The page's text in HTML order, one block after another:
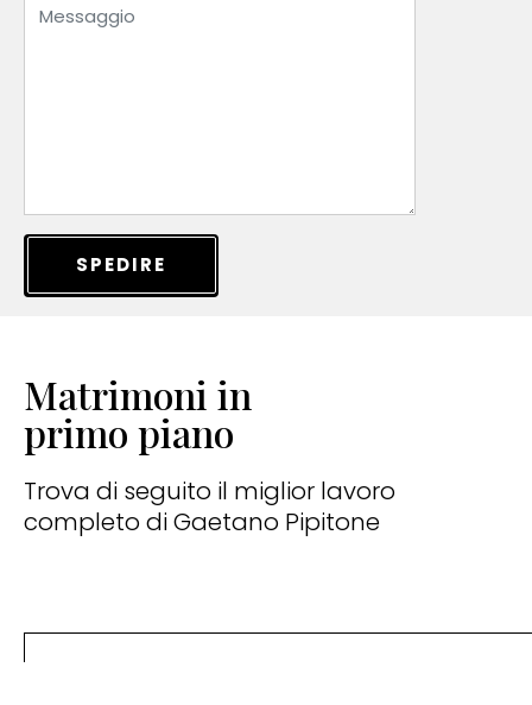
SPEDIRE
Matrimoni in
primo piano
Trova di seguito il miglior lavoro
completo di Gaetano Pipitone